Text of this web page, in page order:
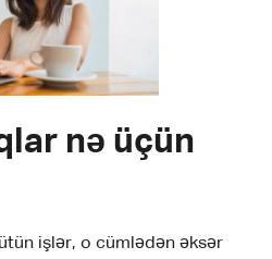
nə üçün
işlər, o cümlədən əksər